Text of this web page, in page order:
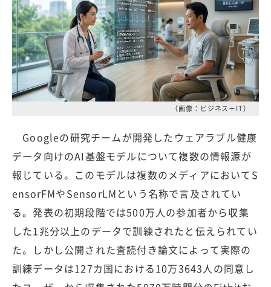
（画像：ビジネス＋IT）
Googleの研究チームが開発したウェアラブル健康
データ向けのAI基盤モデルについて複数の情報源が
報じている。このモデルは複数のメディアにおいてS
ensorFMやSensorLMという名称で言及されてい
る。発表の初期段階では500万人の参加者から収集
した1兆分以上のデータで訓練されたと伝えられてい
た。しかし公開された査読付き論文によって実際の
訓練データは127カ国における10万3643人の同意し